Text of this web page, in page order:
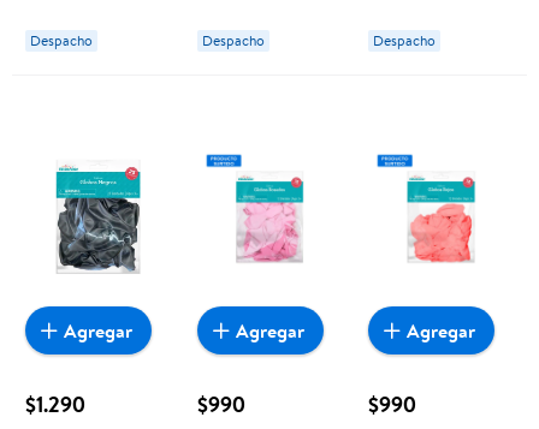
Despacho Despacho Despacho
$1.290
Agregar
$990
Agregar
$990
Agregar